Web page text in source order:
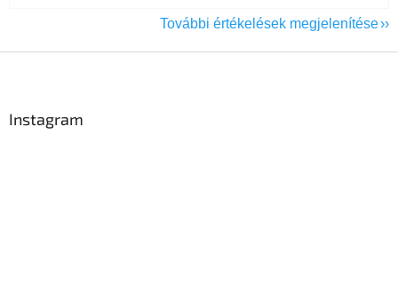
További értékelések megjelenítése
Instagram